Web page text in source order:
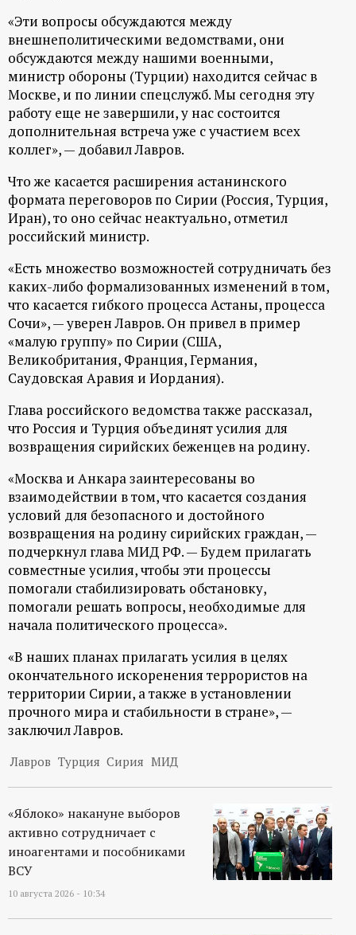
«Эти вопросы обсуждаются между
внешнеполитическими ведомствами, они
обсуждаются между нашими военными,
министр обороны (Турции) находится сейчас в
Москве, и по линии спецслужб. Мы сегодня эту
работу еще не завершили, у нас состоится
дополнительная встреча уже с участием всех
коллег», — добавил Лавров.
Что же касается расширения астанинского
формата переговоров по Сирии (Россия, Турция,
Иран), то оно сейчас неактуально, отметил
российский министр.
«Есть множество возможностей сотрудничать без
каких-либо формализованных изменений в том,
что касается гибкого процесса Астаны, процесса
Сочи», — уверен Лавров. Он привел в пример
«малую группу» по Сирии (США,
Великобритания, Франция, Германия,
Саудовская Аравия и Иордания).
Глава российского ведомства также рассказал,
что Россия и Турция объединят усилия для
возвращения сирийских беженцев на родину.
«Москва и Анкара заинтересованы во
взаимодействии в том, что касается создания
условий для безопасного и достойного
возвращения на родину сирийских граждан, —
подчеркнул глава МИД РФ. — Будем прилагать
совместные усилия, чтобы эти процессы
помогали стабилизировать обстановку,
помогали решать вопросы, необходимые для
начала политического процесса».
«В наших планах прилагать усилия в целях
окончательного искоренения террористов на
территории Сирии, а также в установлении
прочного мира и стабильности в стране», —
заключил Лавров.
Лавров Турция Сирия МИД
«Яблоко» накануне выборов
активно сотрудничает с
иноагентами и пособниками
ВСУ
10 августа 2026 - 10:34